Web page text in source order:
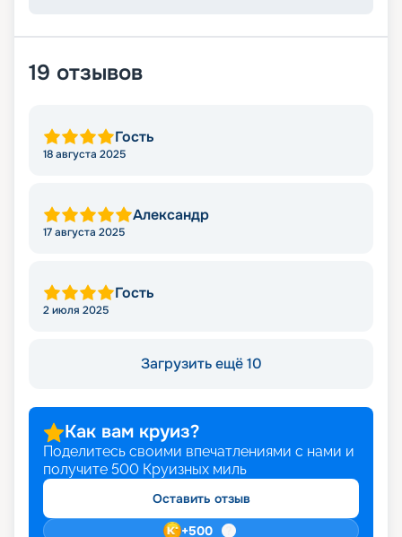
19 отзывов
Гость
18 августа 2025
Александр
17 августа 2025
Гость
2 июля 2025
Загрузить ещё 10
Как вам круиз?
Поделитесь своими впечатлениями с нами и
получите 500 Круизных миль
Оставить отзыв
+500